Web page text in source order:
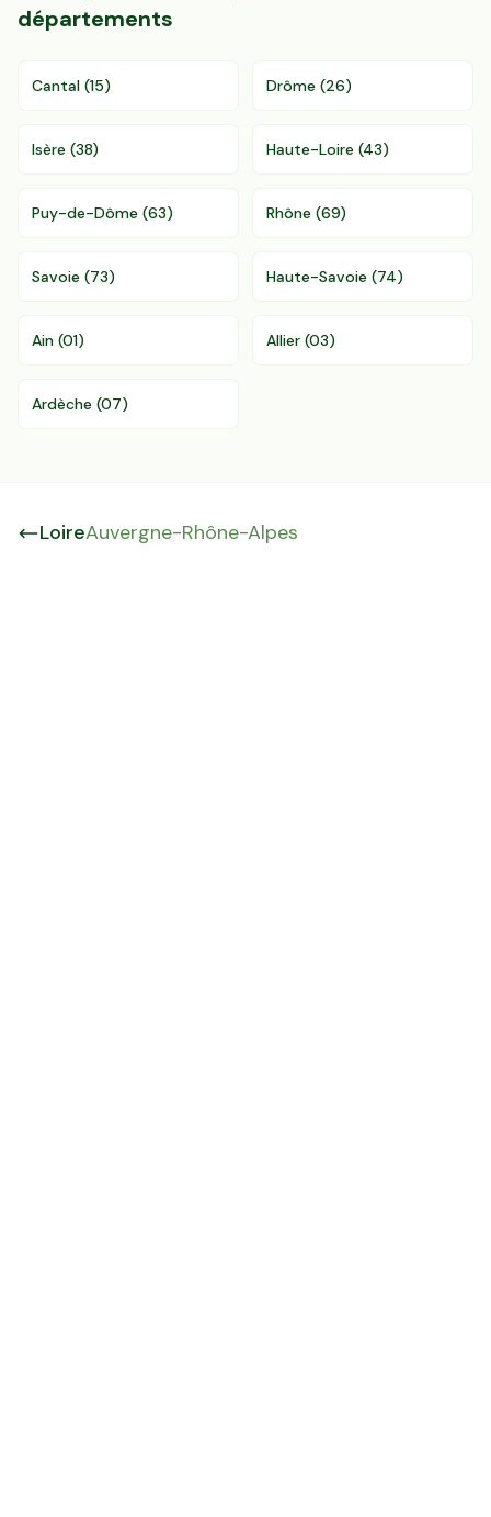
départements
Cantal (15) Drôme (26)
Isère (38) Haute-Loire (43)
Puy-de-Dôme (63) Rhône (69)
Savoie (73) Haute-Savoie (74)
Ain (01) Allier (03)
Ardèche (07)
LoireAuvergne-Rhône-Alpes